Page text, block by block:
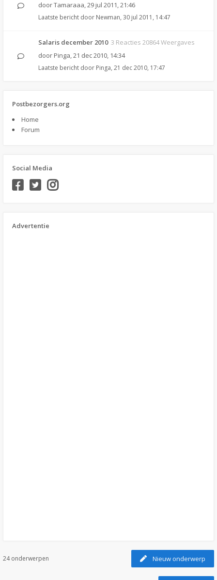
doorTamaraaa,29 jul 2011, 21:46
Laatste bericht door Newman, 30 jul 2011, 14:47
Salaris december 2010 3 Reacties 20864 Weergaves
door Pinga,21 dec 2010, 14:34
Laatste bericht door Pinga, 21 dec 2010, 17:47
Postbezorgers.org
Home
Forum
Social Media
Advertentie
Nieuw onderwerp
24 onderwerpen